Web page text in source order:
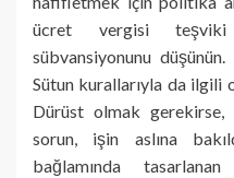
ücret vergisi
sübvansiyonunu
Sütun kurallarıyla da ilgili
Dürüst olmak gerekirse,
sorun, işin aslına
bağlamında